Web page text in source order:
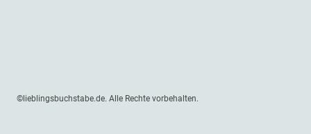
©lieblingsbuchstabe.de. Alle Rechte vorbehalten.